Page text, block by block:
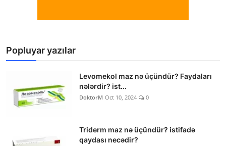
Popluyar yazılar
Levomekol maz nə üçündür? Faydaları
nələrdir? ist...
DoktorM Oct 10, 2024 0
Triderm maz nə üçündür? istifadə
qaydası necədir?